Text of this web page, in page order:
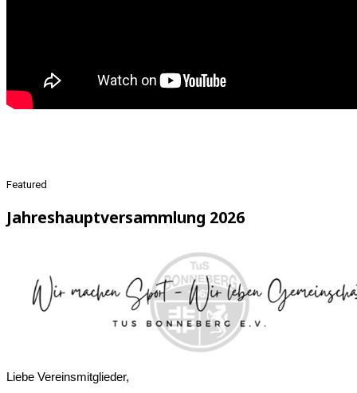
Featured
Jahreshauptversammlung 2026
Liebe Vereinsmitglieder,